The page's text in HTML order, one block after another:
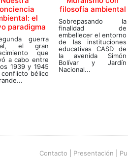
el
paradigma
guerra
el gran
que
a cabo entre
1939 y 1945
bélico
filosofía ambiental
Sobrepasando la
finalidad de
embellecer el entorno
de las instituciones
educativas CASD de
la avenida Simón
Bolívar y Jardín
Nacional...
Contacto Presentación